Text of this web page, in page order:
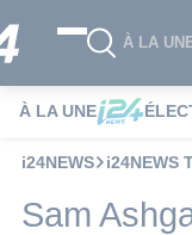
À LA
À LA UNE
i24NEWS i24NEWS
Sam